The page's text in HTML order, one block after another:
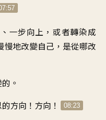
一步向上 ， 或者轉染成
慢地改變自己 ， 是從哪改
。
方向 ！ 方向 ！ 08:23